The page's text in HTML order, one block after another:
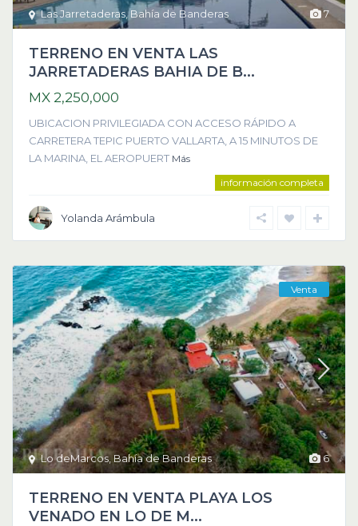
7
Las Jarretaderas,Bahía de Banderas
TERRENO EN VENTA LAS
JARRETADERAS BAHIA DE B...
MX 2,250,000
UBICACION PRIVILEGIADA CON ACCESO RÁPIDO A
CARRETERA TEPIC PUERTO VALLARTA, A 15 MINUTOS DE
LA MARINA, EL AEROPUERT Más
información completa
Yolanda Arámbula
6
Lo deMarcos,Bahía de Banderas
Venta
TERRENO EN VENTA PLAYA LOS
VENADO EN LO DE M...